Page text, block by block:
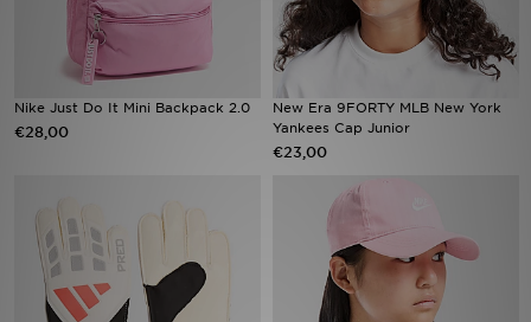
Nike Just Do It Mini Backpack 2.0
€28,00
New Era 9FORTY MLB New York
Yankees Cap Junior
€23,00
Collecties
Voetbal
Sports
Vind een winkel
Bestelling traceren